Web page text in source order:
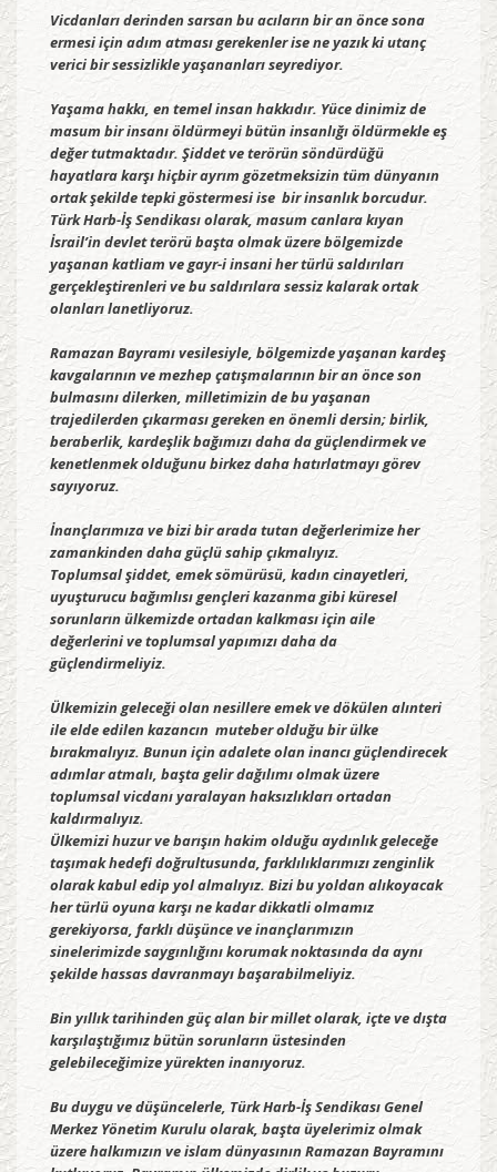
Vicdanları derinden sarsan bu acıların bir an önce sona
ermesi için adım atması gerekenler ise ne yazık ki utanç
verici bir sessizlikle yaşananları seyrediyor.
Yaşama hakkı, en temel insan hakkıdır. Yüce dinimiz de
masum bir insanı öldürmeyi bütün insanlığı öldürmekle eş
değer tutmaktadır. Şiddet ve terörün söndürdüğü
hayatlara karşı hiçbir ayrım gözetmeksizin tüm dünyanın
ortak şekilde tepki göstermesi ise bir insanlık borcudur.
Türk Harb-İş Sendikası olarak, masum canlara kıyan
İsrail’in devlet terörü başta olmak üzere bölgemizde
yaşanan katliam ve gayr-i insani her türlü saldırıları
gerçekleştirenleri ve bu saldırılara sessiz kalarak ortak
olanları lanetliyoruz.
Ramazan Bayramı vesilesiyle, bölgemizde yaşanan kardeş
kavgalarının ve mezhep çatışmalarının bir an önce son
bulmasını dilerken, milletimizin de bu yaşanan
trajedilerden çıkarması gereken en önemli dersin; birlik,
beraberlik, kardeşlik bağımızı daha da güçlendirmek ve
kenetlenmek olduğunu birkez daha hatırlatmayı görev
sayıyoruz.
İnançlarımıza ve bizi bir arada tutan değerlerimize her
zamankinden daha güçlü sahip çıkmalıyız.
Toplumsal şiddet, emek sömürüsü, kadın cinayetleri,
uyuşturucu bağımlısı gençleri kazanma gibi küresel
sorunların ülkemizde ortadan kalkması için aile
değerlerini ve toplumsal yapımızı daha da
güçlendirmeliyiz.
Ülkemizin geleceği olan nesillere emek ve dökülen alınteri
ile elde edilen kazancın muteber olduğu bir ülke
bırakmalıyız. Bunun için adalete olan inancı güçlendirecek
adımlar atmalı, başta gelir dağılımı olmak üzere
toplumsal vicdanı yaralayan haksızlıkları ortadan
kaldırmalıyız.
Ülkemizi huzur ve barışın hakim olduğu aydınlık geleceğe
taşımak hedefi doğrultusunda, farklılıklarımızı zenginlik
olarak kabul edip yol almalıyız. Bizi bu yoldan alıkoyacak
her türlü oyuna karşı ne kadar dikkatli olmamız
gerekiyorsa, farklı düşünce ve inançlarımızın
sinelerimizde saygınlığını korumak noktasında da aynı
şekilde hassas davranmayı başarabilmeliyiz.
Bin yıllık tarihinden güç alan bir millet olarak, içte ve dışta
karşılaştığımız bütün sorunların üstesinden
gelebileceğimize yürekten inanıyoruz.
Bu duygu ve düşüncelerle, Türk Harb-İş Sendikası Genel
Merkez Yönetim Kurulu olarak, başta üyelerimiz olmak
üzere halkımızın ve islam dünyasının Ramazan Bayramını